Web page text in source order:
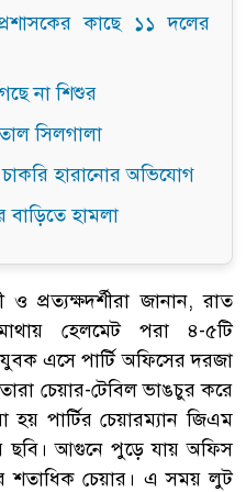
কাছে ১১ দলের
না শিশুর
সিলগালা
হারানোর অভিযোগ
হামলা
ও প্রত্যক্ষদর্শীরা জানান, রাত
হেলমেট পরা ৪-৫টি
এসে পার্টি অফিসের দরজা
চেয়ার-টেবিল ভাঙচুর করে
পার্টির চেয়ারম্যান জিএম
ছবি। আগুনে পুড়ে যায় অফিস
শতাধিক চেয়ার। এ সময় লুট